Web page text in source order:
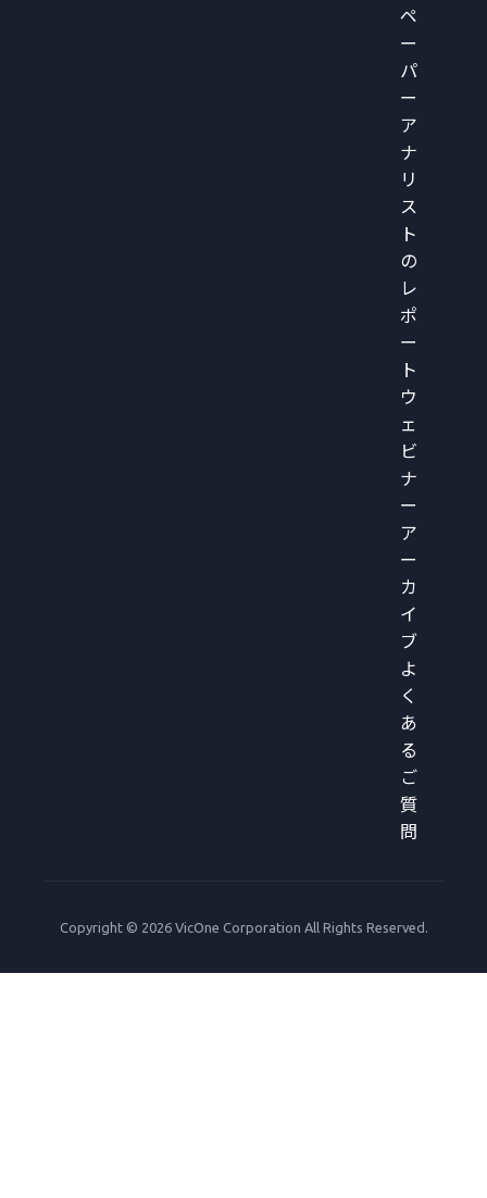
ペ
ー
パ
ー
ア
ナ
リ
ス
ト
の
レ
ポ
ー
ト
ウ
ェ
ビ
ナ
ー
ア
ー
カ
イ
ブ
よ
く
あ
る
ご
質
問
Copyright © 2026 VicOne Corporation All Rights Reserved.